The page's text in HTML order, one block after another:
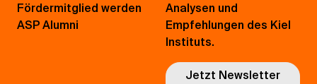
Fördermitglied werden
ASP Alumni
Analysen und
Empfehlungen des Kiel
Instituts.
Jetzt Newsletter